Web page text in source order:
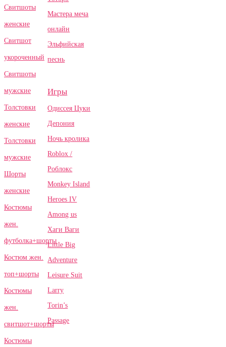
Свитшоты
женские
Свитшот
укороченный
Свитшоты
мужские
Толстовки
женские
Толстовки
мужские
Шорты
женские
Костюмы
жен.
футболка+шорты
Костюм жен.
топ+шорты
Костюмы
жен.
свитшот+шорты
Костюмы
Мастера меча
онлайн
Эльфийская
песнь
Игры
Одиссея Цуки
Депония
Ночь кролика
Roblox /
Роблокс
Monkey Island
Heroes IV
Among us
Хаги Ваги
Little Big
Adventure
Leisure Suit
Larry
Torin’s
Passage